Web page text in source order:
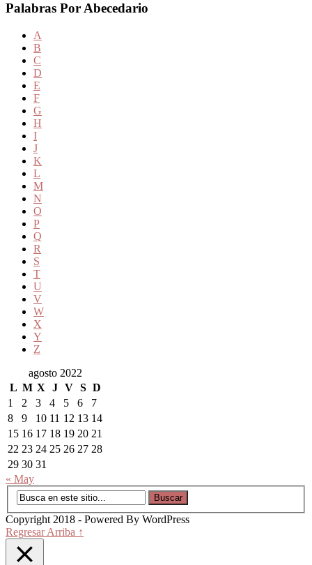
Palabras Por Abecedario
A
B
C
D
E
F
G
H
I
J
K
L
M
N
O
P
Q
R
S
T
U
V
W
X
Y
Z
agosto 2022
L M X J V S D
1
2 3 4 5 6
7
8
9 10 11 12 13 14
15 16 17 18 19 20 21
22 23 24 25 26 27 28
29 30 31
« May
Copyright 2018 - Powered By WordPress
Regresar Arriba ↑